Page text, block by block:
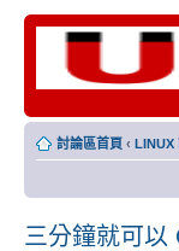
討論區首頁 ‹ LINUX
三分鐘就可以